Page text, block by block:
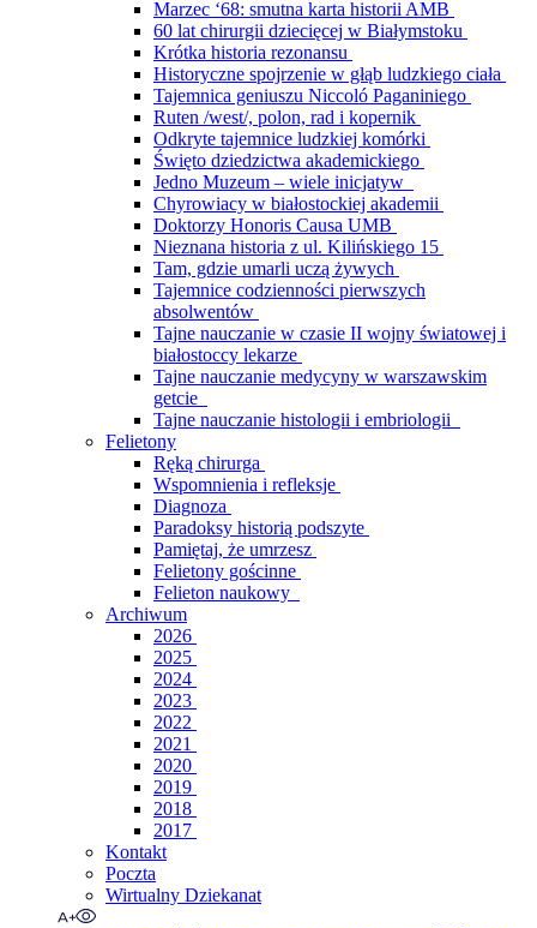
Marzec ‘68: smutna karta historii AMB
60 lat chirurgii dziecięcej w Białymstoku
Krótka historia rezonansu
Historyczne spojrzenie w głąb ludzkiego ciała
Tajemnica geniuszu Niccoló Paganiniego
Ruten /west/, polon, rad i kopernik
Odkryte tajemnice ludzkiej komórki
Święto dziedzictwa akademickiego
Jedno Muzeum – wiele inicjatyw
Chyrowiacy w białostockiej akademii
Doktorzy Honoris Causa UMB
Nieznana historia z ul. Kilińskiego 15
Tam, gdzie umarli uczą żywych
Tajemnice codzienności pierwszych
absolwentów
Tajne nauczanie w czasie II wojny światowej i
białostoccy lekarze
Tajne nauczanie medycyny w warszawskim
getcie
Tajne nauczanie histologii i embriologii
Felietony
Ręką chirurga
Wspomnienia i refleksje
Diagnoza
Paradoksy historią podszyte
Pamiętaj, że umrzesz
Felietony gościnne
Felieton naukowy
Archiwum
2026
2025
2024
2023
2022
2021
2020
2019
2018
2017
Kontakt
Poczta
Wirtualny Dziekanat